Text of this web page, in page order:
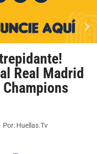
Real Madrid
Por: Huellas.Tv